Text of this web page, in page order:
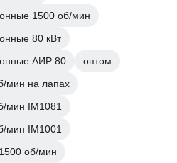
1500 об/мин
80 кВт
АИР 80
оптом
мин на лапах
мин IM1081
мин IM1001
об/мин